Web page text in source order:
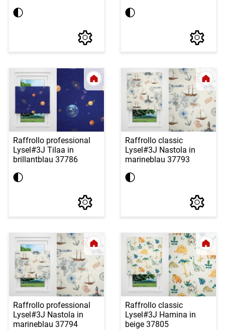
Raffrollo professional
Lysel#3J Tilaa in
brillantblau 37786
Raffrollo classic
Lysel#3J Nastola in
marineblau 37793
Raffrollo professional
Lysel#3J Nastola in
marineblau 37794
Raffrollo classic
Lysel#3J Hamina in
beige 37805